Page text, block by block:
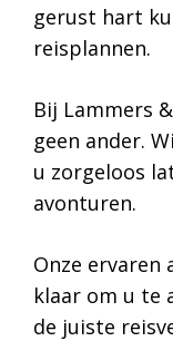
gerust hart
reisplannen.
Bij Lammers
geen ander.
u zorgeloos
avonturen.
Onze ervaren
klaar om u te
de juiste